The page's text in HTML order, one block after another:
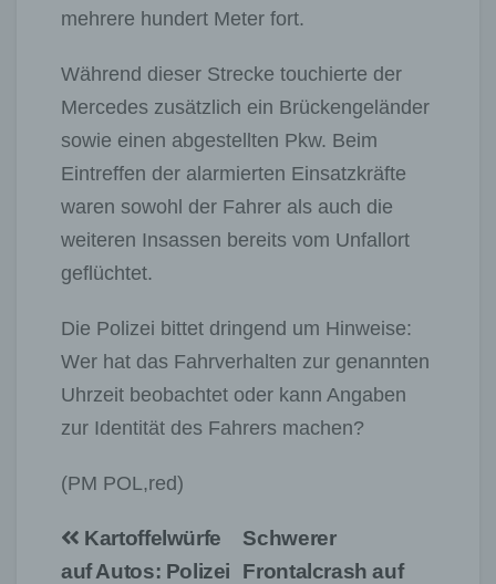
mehrere hundert Meter fort.
Während dieser Strecke touchierte der
Mercedes zusätzlich ein Brückengeländer
sowie einen abgestellten Pkw. Beim
Eintreffen der alarmierten Einsatzkräfte
waren sowohl der Fahrer als auch die
weiteren Insassen bereits vom Unfallort
geflüchtet.
Die Polizei bittet dringend um Hinweise:
Wer hat das Fahrverhalten zur genannten
Uhrzeit beobachtet oder kann Angaben
zur Identität des Fahrers machen?
(PM POL,red)
Beitragsnavigation
Schwerer
Frontalcrash auf
Kartoffelwürfe
auf Autos: Polizei